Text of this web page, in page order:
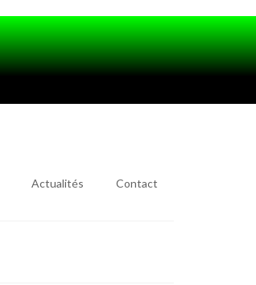
Actualités Contact